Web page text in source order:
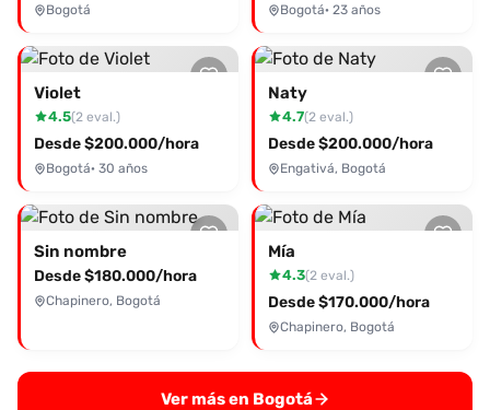
Bogotá Bogotá· 23 años
Violet
4.5(2 eval.)
Desde $200.000/hora
Bogotá· 30 años
Naty
4.7(2 eval.)
Desde $200.000/hora
Engativá, Bogotá
Sin nombre
Desde $180.000/hora
Chapinero, Bogotá
Mía
4.3(2 eval.)
Desde $170.000/hora
Chapinero, Bogotá
Ver más en Bogotá